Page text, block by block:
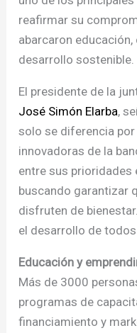
reafirmar su
abarcaron
desarrollo sostenible.
El presidente de la
José Simón Elarba,
solo se diferencia
innovadoras de la
entre sus prioridades
buscando garantizar
disfruten de
el desarrollo de
Educación y
Más de 3000
programas de
financiamiento y